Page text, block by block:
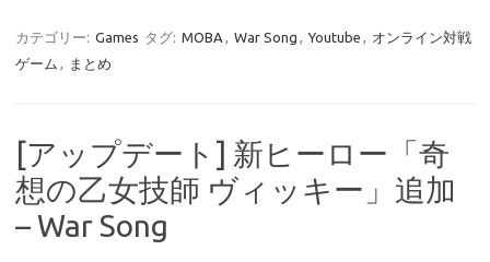
カテゴリー: Games タグ: MOBA , War Song , Youtube , オンライン対戦
ゲーム , まとめ
[アップデート] 新ヒーロー「奇
想の乙女技師 ヴィッキー」追加
– War Song